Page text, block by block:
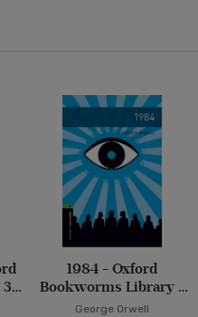
-
1984 - Oxford
Bookworms Library -
Level 6
George Orwell